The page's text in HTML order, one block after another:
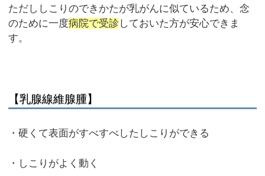
ただししこりのできかたが乳がんに似ているため、念
のために一度病院で受診 しておいた方が安心できま
す。
【乳腺線維腺腫】
・硬くて表面がすべすべしたしこりができる
・しこりがよく動く